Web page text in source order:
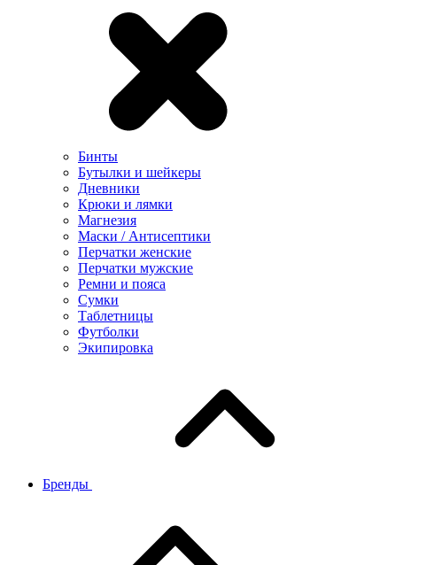
Бинты
Бутылки и шейкеры
Дневники
Крюки и лямки
Магнезия
Маски / Антисептики
Перчатки женские
Перчатки мужские
Ремни и пояса
Сумки
Таблетницы
Футболки
Экипировка
Бренды